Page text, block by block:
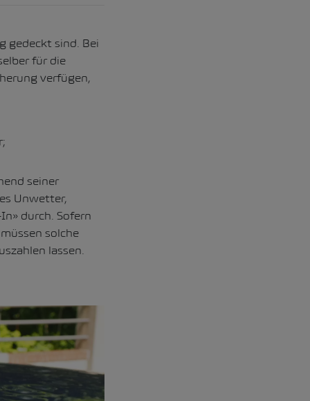
gedeckt sind. Bei
für die
verfügen,
seiner
Unwetter,
durch. Sofern
solche
lassen.